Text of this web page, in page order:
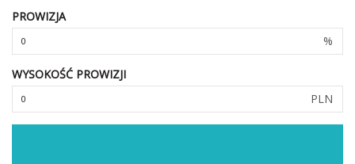
PROWIZJA
%
WYSOKOŚĆ PROWIZJI
PLN